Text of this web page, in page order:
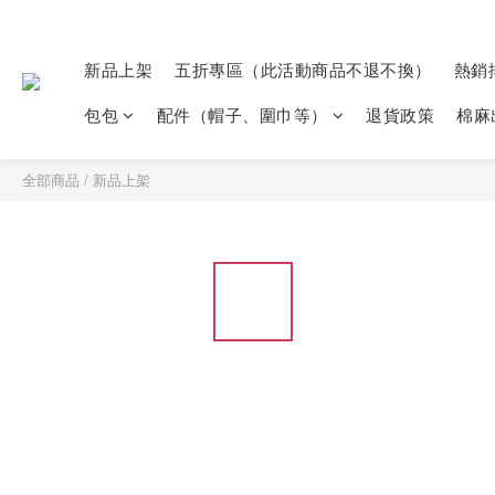
新品上架 五折專區（此活動商品不退不換）
熱銷
包包
配件（帽子、圍巾等） 退貨政策 棉麻
全部商品 / 新品上架